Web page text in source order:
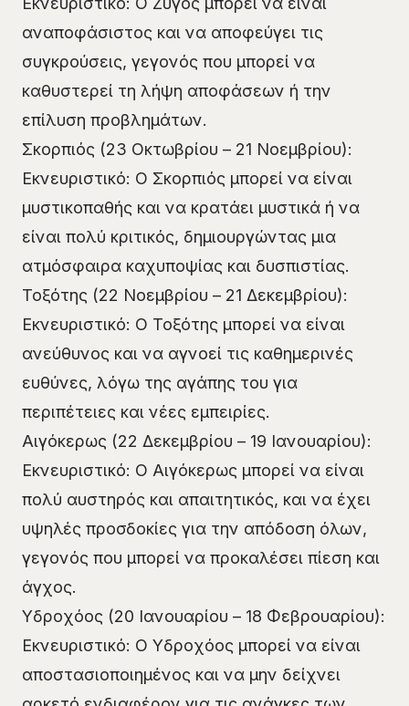
αναποφάσιστος και να αποφεύγει τις
συγκρούσεις, γεγονός που μπορεί να
καθυστερεί τη λήψη αποφάσεων ή την
επίλυση προβλημάτων.
Σκορπιός (23 Οκτωβρίου – 21 Νοεμβρίου):
Εκνευριστικό: Ο Σκορπιός μπορεί να είναι
μυστικοπαθής και να κρατάει μυστικά ή να
είναι πολύ κριτικός, δημιουργώντας μια
ατμόσφαιρα καχυποψίας και δυσπιστίας.
Τοξότης (22 Νοεμβρίου – 21 Δεκεμβρίου):
Εκνευριστικό: Ο Τοξότης μπορεί να είναι
ανεύθυνος και να αγνοεί τις καθημερινές
ευθύνες, λόγω της αγάπης του για
περιπέτειες και νέες εμπειρίες.
Αιγόκερως (22 Δεκεμβρίου – 19 Ιανουαρίου):
Εκνευριστικό: Ο Αιγόκερως μπορεί να είναι
πολύ αυστηρός και απαιτητικός, και να έχει
υψηλές προσδοκίες για την απόδοση όλων,
γεγονός που μπορεί να προκαλέσει πίεση και
άγχος.
Υδροχόος (20 Ιανουαρίου – 18 Φεβρουαρίου):
Εκνευριστικό: Ο Υδροχόος μπορεί να είναι
αποστασιοποιημένος και να μην δείχνει